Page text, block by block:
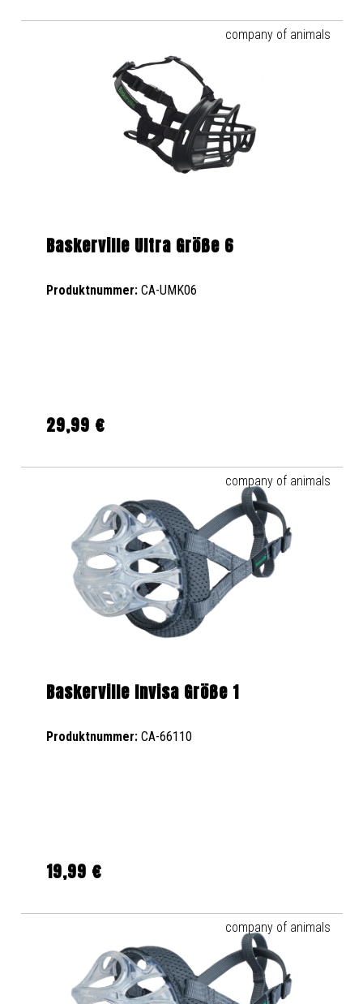
Baskerville Ultra Größe 6
Produktnummer: CA-UMK06
company of animals
Regulärer Preis:
29,99 €
Baskerville Invisa Größe 1
Produktnummer: CA-66110
company of animals
Regulärer Preis:
19,99 €
company of animals